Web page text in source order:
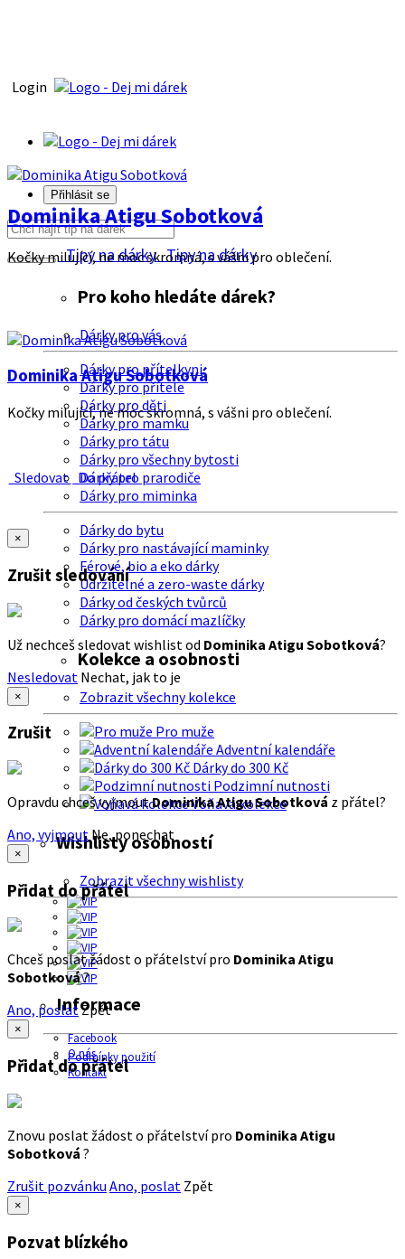
Login
Přihlásit se
Tipy na dárkyTipy na dárky
Pro koho hledáte dárek?
Dárky pro vás
Dárky pro přítelkyni
Dárky pro přítele
Dárky pro děti
Dárky pro mamku
Dárky pro tátu
Dárky pro všechny bytosti
Dárky pro prarodiče
Dárky pro miminka
Dárky do bytu
Dárky pro nastávající maminky
Férové, bio a eko dárky
Udržitelné a zero-waste dárky
Dárky od českých tvůrců
Dárky pro domácí mazlíčky
Kolekce a osobnosti
Zobrazit všechny kolekce
Pro muže
Adventní kalendáře
Dárky do 300 Kč
Podzimní nutnosti
Voňavá kolekce
Wishlisty osobností
Zobrazit všechny wishlisty
Informace
Facebook
O nás
Podmínky použití
Kontakt
Dominika Atigu Sobotková
Kočky milující, ne moc skromná, s vášni pro oblečení.
Dominika Atigu Sobotková
Kočky milující, ne moc skromná, s vášni pro oblečení.
Sledovat Do přátel
×
Zrušit sledování
Už nechceš sledovat wishlist od Dominika Atigu Sobotková?
Nesledovat Nechat, jak to je
×
Zrušit
Opravdu chceš vyjmoutDominika Atigu Sobotková z přátel?
Ano, vyjmout Ne, ponechat
×
Přidat do přátel
Chceš poslat žádost o přátelství pro Dominika Atigu
Sobotková?
Ano, poslatZpět
×
Přidat do přátel
Znovu poslat žádost o přátelství pro Dominika Atigu
Sobotková ?
Zrušit pozvánku Ano, poslat Zpět
×
Pozvat blízkého